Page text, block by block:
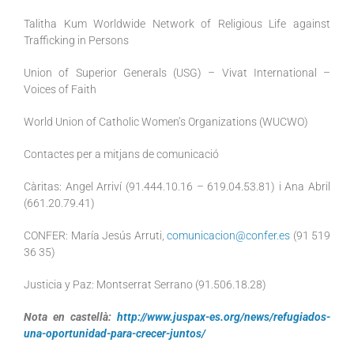
Talitha Kum Worldwide Network of Religious Life against
Trafficking in Persons
Union of Superior Generals (USG) – Vivat International –
Voices of Faith
World Union of Catholic Women’s Organizations (WUCWO)
Contactes per a mitjans de comunicació
Càritas: Angel Arriví (91.444.10.16 – 619.04.53.81) i Ana Abril
(661.20.79.41)
CONFER: María Jesús Arruti, comunicacion@confer.es (91 519
36 35)
Justicia y Paz: Montserrat Serrano (91.506.18.28)
Nota en castellà: http://www.juspax-es.org/news/refugiados-
una-oportunidad-para-crecer-juntos/